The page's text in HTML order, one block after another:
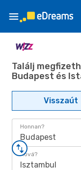
Találj
Budapest és
Visszaút
Honnan?
Budapest
Hová?
Isztambul